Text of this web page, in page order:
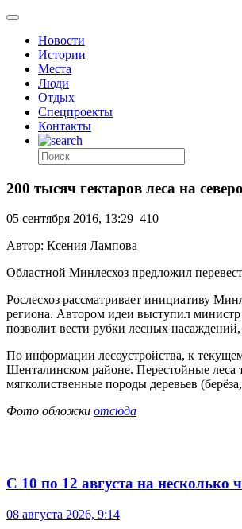
Новости
Истории
Места
Люди
Отдых
Спецпроекты
Контакты
200 тысяч гектаров леса на
05 сентября 2016, 13:29 410
Автор: Ксения Лампова
Областной Минлесхоз предложил
Рослесхоз рассматривает инициативу
региона. Автором идеи выступил министр
позволит вести рубки лесных
По информации лесоустройства, к
Шенталинском районе. Перестойные
мягколиственные породы деревьев
Фото обложки отсюда
С 10 по 12 августа на несколько
08 августа 2026, 9:14